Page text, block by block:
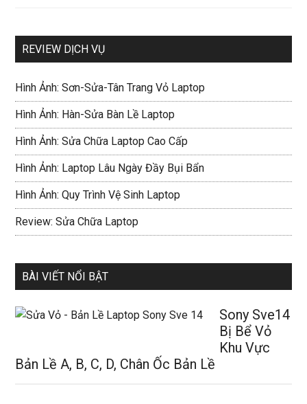
REVIEW DỊCH VỤ
Hình Ảnh: Sơn-Sửa-Tân Trang Vỏ Laptop
Hình Ảnh: Hàn-Sửa Bàn Lề Laptop
Hình Ảnh: Sửa Chữa Laptop Cao Cấp
Hình Ảnh: Laptop Lâu Ngày Đầy Bụi Bẩn
Hình Ảnh: Quy Trình Vệ Sinh Laptop
Review: Sửa Chữa Laptop
BÀI VIẾT NỔI BẬT
Sony Sve14
Bị Bể Vỏ
Khu Vực
Bản Lề A, B, C, D, Chân Ốc Bản Lề